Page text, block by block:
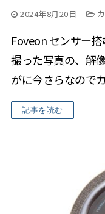
2024年8月20日
Foveon センサー
撮った写真の、解
がに今さらなので
記事を読む